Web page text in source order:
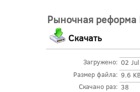
Рыночная реформа
Скачать
Загружено: 02
Размер файла: 9.6
Скачано раз: 38